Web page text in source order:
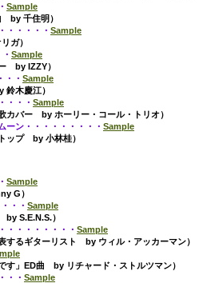
Sample
by 千住明）
・・・・・ Sample
ガ）
Sample
by IZZY）
・・ Sample
木慶江）
・・・ Sample
カバー by ホーリー・コール・トリオ）
ーン・・・・・・・・・ Sample
ップ by 小林桂）
Sample
G）
・・ Sample
by S.E.N.S.）
・・・・・・・・ Sample
するギターリスト by ウィル・アッカーマン）
す」ED曲 by リチャード・ストルツマン）
・・ Sample